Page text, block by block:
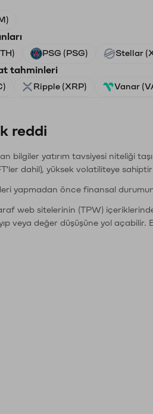
PSG (PSG) Stellar
tahminleri
Ripple (XRP) Vanar
reddi
bilgiler yatırım tavsiyesi niteliği
dahil), yüksek volatiliteye
yapmadan önce finansal
web sitelerinin (TPW)
veya değer düşüşüne yol